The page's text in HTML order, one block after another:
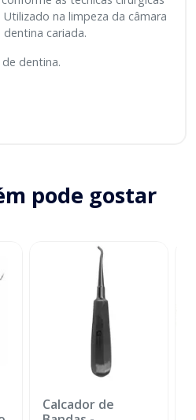
na limpeza da câmara
cariada.
dentina.
pode gostar
Calcador de